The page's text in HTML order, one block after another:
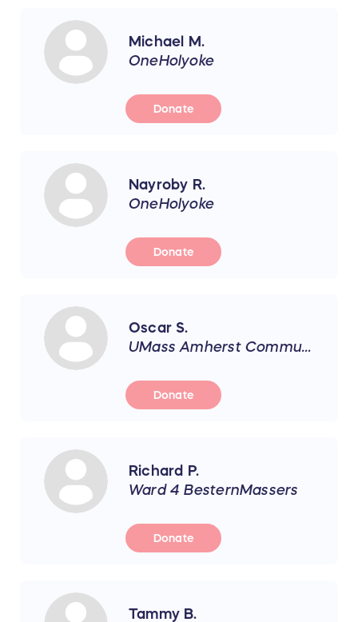
Michael M.
OneHolyoke
Donate
Nayroby R.
OneHolyoke
Donate
Oscar S.
UMass Amherst Communication Disorders Dept
Donate
Richard P.
Ward 4 BesternMassers
Donate
Tammy B.